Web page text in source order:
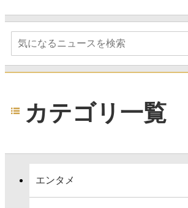
カテゴリ一覧
エンタメ